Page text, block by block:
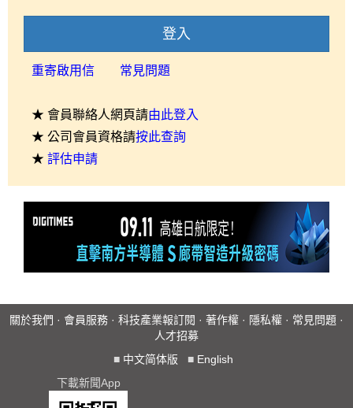
登入
重寄啟用信 常見問題
★ 會員聯絡人網頁請由此登入
★ 公司會員資格請按此查詢
★ 評估申請
關於我們 · 會員服務 · 科技產業報訂閱 · 著作權 · 隱私權 · 常見問題 ·
人才招募
■ 中文简体版 ■ English
下載新聞App